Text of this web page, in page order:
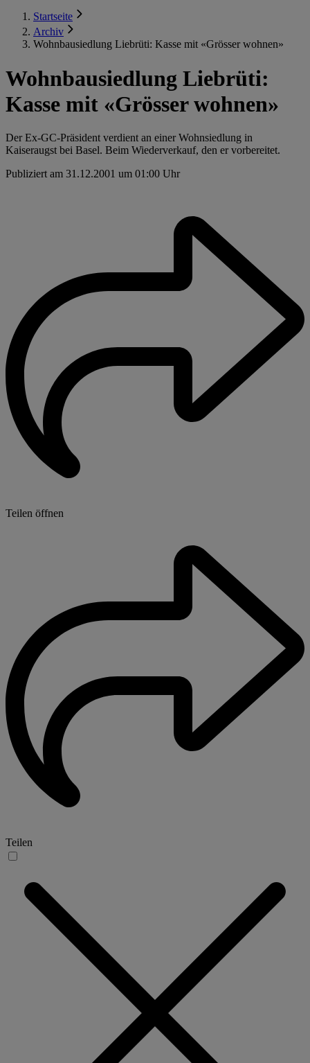
Startseite
Archiv
Wohnbausiedlung Liebrüti: Kasse mit «Grösser wohnen»
Wohnbausiedlung Liebrüti:
Kasse mit «Grösser wohnen»
Der Ex-GC-Präsident verdient an einer Wohnsiedlung in
Kaiseraugst bei Basel. Beim Wiederverkauf, den er vorbereitet.
Publiziert am 31.12.2001 um 01:00 Uhr
Teilen öffnen
Teilen